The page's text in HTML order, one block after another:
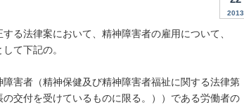
2013
る法律案において、精神障害者の雇用について、
て下記の。
害者（精神保健及び精神障害者福祉に関する法律第
交付を受けているものに限る。））である労働者の